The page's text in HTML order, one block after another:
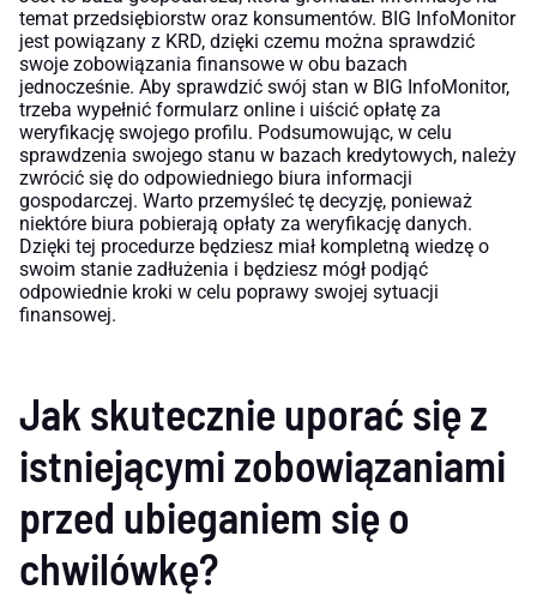
temat przedsiębiorstw oraz konsumentów. BIG InfoMonitor
jest powiązany z KRD, dzięki czemu można sprawdzić
swoje zobowiązania finansowe w obu bazach
jednocześnie. Aby sprawdzić swój stan w BIG InfoMonitor,
trzeba wypełnić formularz online i uiścić opłatę za
weryfikację swojego profilu. Podsumowując, w celu
sprawdzenia swojego stanu w bazach kredytowych, należy
zwrócić się do odpowiedniego biura informacji
gospodarczej. Warto przemyśleć tę decyzję, ponieważ
niektóre biura pobierają opłaty za weryfikację danych.
Dzięki tej procedurze będziesz miał kompletną wiedzę o
swoim stanie zadłużenia i będziesz mógł podjąć
odpowiednie kroki w celu poprawy swojej sytuacji
finansowej.
Jak skutecznie uporać się z
istniejącymi zobowiązaniami
przed ubieganiem się o
chwilówkę?